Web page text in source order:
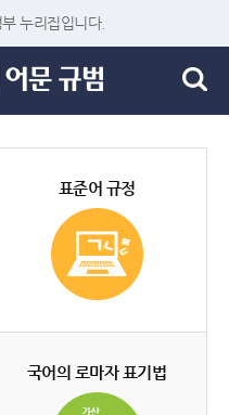
누리집입니다.
표준어 규정
국어의 로마자 표기법